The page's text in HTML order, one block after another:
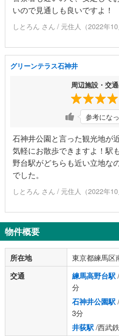
いので見通しも良いですよ！
しとろん さん / 元住人（2022年10
グリーンテラス石神井
周辺施設・交
参考にな
石神井公園と言った観光地が
気軽にお散歩できますよ！駅
野台駅がどちらも近い立地な
でした。
しとろん さん / 元住人（2022年10
物件概要
所在地 東京都練馬区
交通 練馬高野台駅
分
石神井公園駅
3分
井荻駅/西武